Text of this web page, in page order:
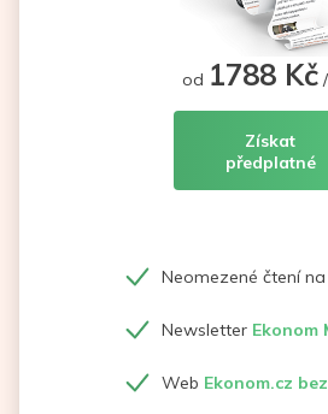
od 1788 Kč
Získat
předplatné
Neomezené čtení
Newsletter Ekonom
Web Ekonom.cz